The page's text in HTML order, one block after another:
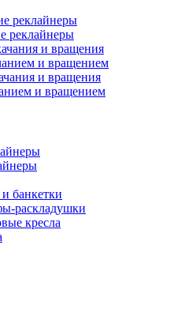
реклайнеры
реклайнеры
и вращения
и вращением
и вращения
и вращением
банкетки
раскладушки
кресла